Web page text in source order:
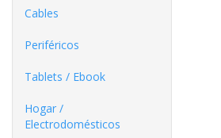
Cables
Periféricos
Tablets / Ebook
Hogar /
Electrodomésticos